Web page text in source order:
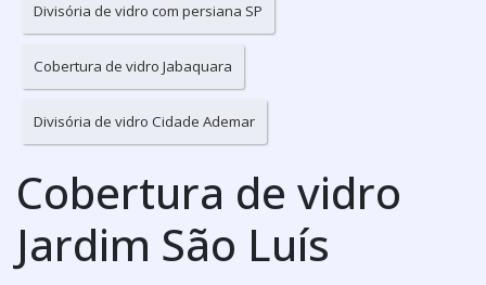
Divisória de vidro com persiana SP
Cobertura de vidro Jabaquara
Divisória de vidro Cidade Ademar
Cobertura de vidro
Jardim São Luís